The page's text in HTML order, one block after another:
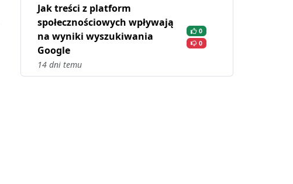
Jak treści z platform
społecznościowych wpływają
na wyniki wyszukiwania
Google
14 dni temu
0
0